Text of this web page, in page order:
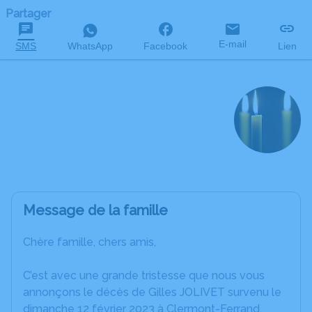
Partager
SMS WhatsApp Facebook E-mail Lien
Message de la famille
Chère famille, chers amis,
C’est avec une grande tristesse que nous vous
annonçons le décès de Gilles JOLIVET survenu le
dimanche 12 février 2023 à Clermont-Ferrand.